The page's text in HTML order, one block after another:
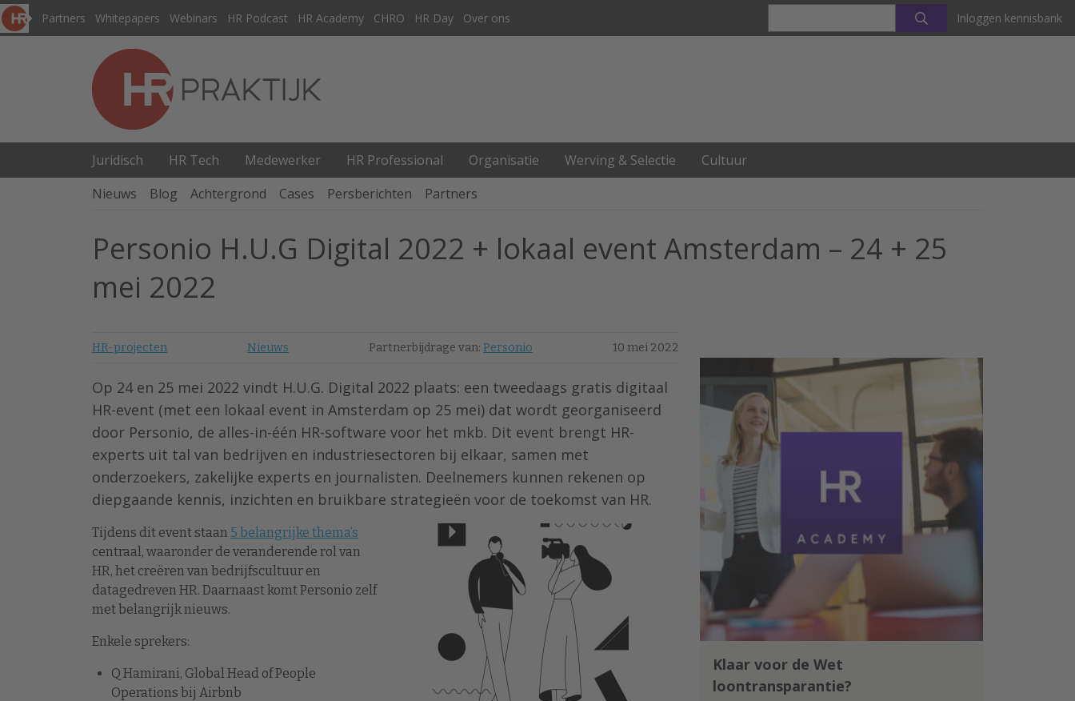
Partners Whitepapers Webinars HR Podcast HR Academy CHRO HR Day Over ons Inloggen kennisbank
Juridisch HR Tech Medewerker HR Professional Organisatie Werving & Selectie
Cultuur
Nieuws
Blog Achtergrond Cases Persberichten Partners
Personio H.U.G Digital 2022 + lokaal event Amsterdam – 24 + 25
mei 2022
HR-projecten Nieuws Partnerbijdrage van: Personio 10 mei 2022
Op 24 en 25 mei 2022 vindt H.U.G. Digital 2022 plaats: een tweedaags gratis digitaal
HR-event (met een lokaal event in Amsterdam op 25 mei) dat wordt georganiseerd
door Personio, de alles-in-één HR-software voor het mkb. Dit event brengt HR-
experts uit tal van bedrijven en industriesectoren bij elkaar, samen met
onderzoekers, zakelijke experts en journalisten. Deelnemers kunnen rekenen op
diepgaande kennis, inzichten en bruikbare strategieën voor de toekomst van HR.
Tijdens dit event staan 5 belangrijke thema’s
centraal, waaronder de veranderende rol van
HR, het creëren van bedrijfscultuur en
datagedreven HR. Daarnaast komt Personio zelf
met belangrijk nieuws.
Enkele sprekers:
Q Hamirani, Global Head of People
Operations bij Airbnb
Klaar voor de Wet
loontransparantie?